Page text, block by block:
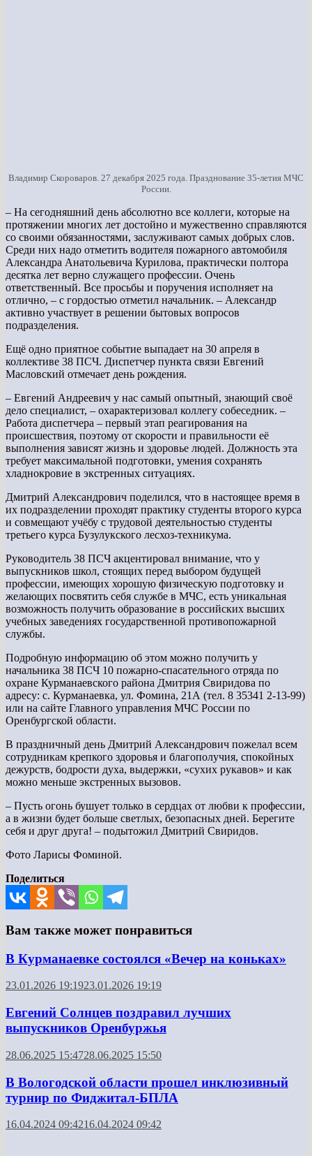
Владимир Скороваров. 27 декабря 2025 года. Празднование 35-летия МЧС
России.
– На сегодняшний день абсолютно все коллеги, которые на
протяжении многих лет достойно и мужественно справляются
со своими обязанностями, заслуживают самых добрых слов.
Среди них надо отметить водителя пожарного автомобиля
Александра Анатольевича Курилова, практически полтора
десятка лет верно служащего профессии. Очень
ответственный. Все просьбы и поручения исполняет на
отлично, – с гордостью отметил начальник. – Александр
активно участвует в решении бытовых вопросов
подразделения.
Ещё одно приятное событие выпадает на 30 апреля в
коллективе 38 ПСЧ. Диспетчер пункта связи Евгений
Масловский отмечает день рождения.
– Евгений Андреевич у нас самый опытный, знающий своё
дело специалист, – охарактеризовал коллегу собеседник. –
Работа диспетчера – первый этап реагирования на
происшествия, поэтому от скорости и правильности её
выполнения зависят жизнь и здоровье людей. Должность эта
требует максимальной подготовки, умения сохранять
хладнокровие в экстренных ситуациях.
Дмитрий Александрович поделился, что в настоящее время в
их подразделении проходят практику студенты второго курса
и совмещают учёбу с трудовой деятельностью студенты
третьего курса Бузулукского лесхоз-техникума.
Руководитель 38 ПСЧ акцентировал внимание, что у
выпускников школ, стоящих перед выбором будущей
профессии, имеющих хорошую физическую подготовку и
желающих посвятить себя службе в МЧС, есть уникальная
возможность получить образование в российских высших
учебных заведениях государственной противопожарной
службы.
Подробную информацию об этом можно получить у
начальника 38 ПСЧ 10 пожарно-спасательного отряда по
охране Курманаевского района Дмитрия Свиридова по
адресу: с. Курманаевка, ул. Фомина, 21А (тел. 8 35341 2-13-99)
или на сайте Главного управления МЧС России по
Оренбургской области.
В праздничный день Дмитрий Александрович пожелал всем
сотрудникам крепкого здоровья и благополучия, спокойных
дежурств, бодрости духа, выдержки, «сухих рукавов» и как
можно меньше экстренных вызовов.
– Пусть огонь бушует только в сердцах от любви к профессии,
а в жизни будет больше светлых, безопасных дней. Берегите
себя и друг друга! – подытожил Дмитрий Свиридов.
Фото Ларисы Фоминой.
Поделиться
Вам также может понравиться
В Курманаевке состоялся «Вечер на коньках»
23.01.2026 19:1923.01.2026 19:19
Евгений Солнцев поздравил лучших
выпускников Оренбуржья
28.06.2025 15:4728.06.2025 15:50
В Вологодской области прошел инклюзивный
турнир по Фиджитал-БПЛА
16.04.2024 09:4216.04.2024 09:42